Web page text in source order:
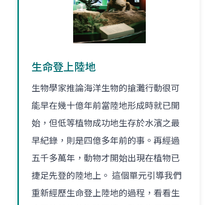
生命登上陸地
生物學家推論海洋生物的搶灘行動很可
能早在幾十億年前當陸地形成時就已開
始，但低等植物成功地生存於水濱之最
早紀錄，則是四億多年前的事。再經過
五千多萬年，動物才開始出現在植物已
捷足先登的陸地上。 這個單元引導我們
重新經歷生命登上陸地的過程，看看生